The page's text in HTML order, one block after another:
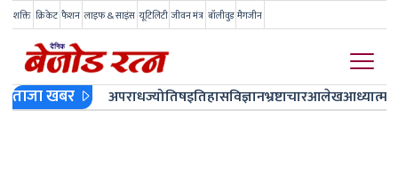
शक्ति क्रिकेट फैशन लाइफ & साइंस यूटिलिटी जीवन मंत्र बॉलीवुड मैगजीन
ताजा खबर अपराधज्योतिषइतिहासविज्ञानभ्रष्टाचारआलेखआध्यात्म